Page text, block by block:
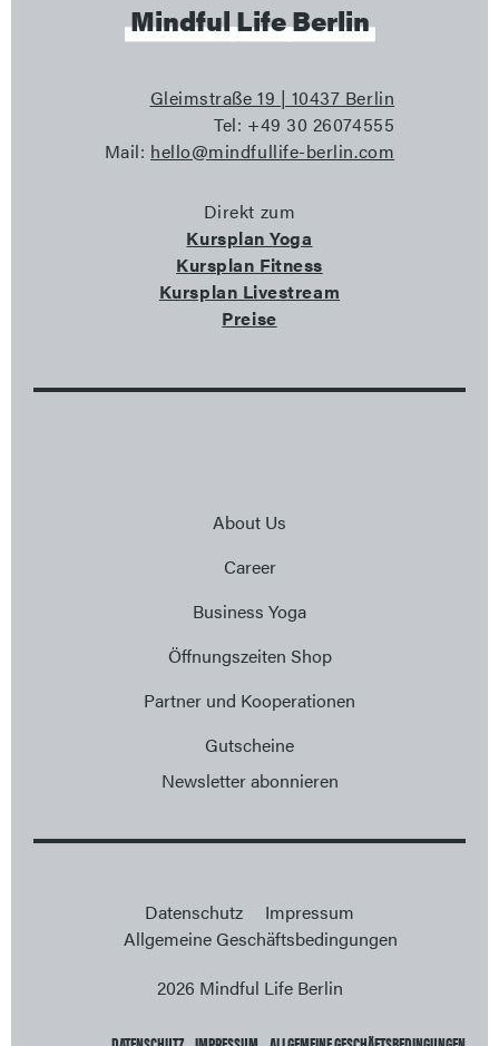
MindfulLifeBerlin
Gleimstraße 19 | 10437 Berlin
Tel: +49 30 26074555
Mail: hello@mindfullife-berlin.com
Direkt zum
Kursplan Yoga
Kursplan Fitness
Kursplan Livestream
Preise
About Us
Career
Business Yoga
Öffnungszeiten Shop
Partner und Kooperationen
Gutscheine
Newsletter abonnieren
Datenschutz
Impressum
Allgemeine Geschäftsbedingungen
2026 Mindful Life Berlin